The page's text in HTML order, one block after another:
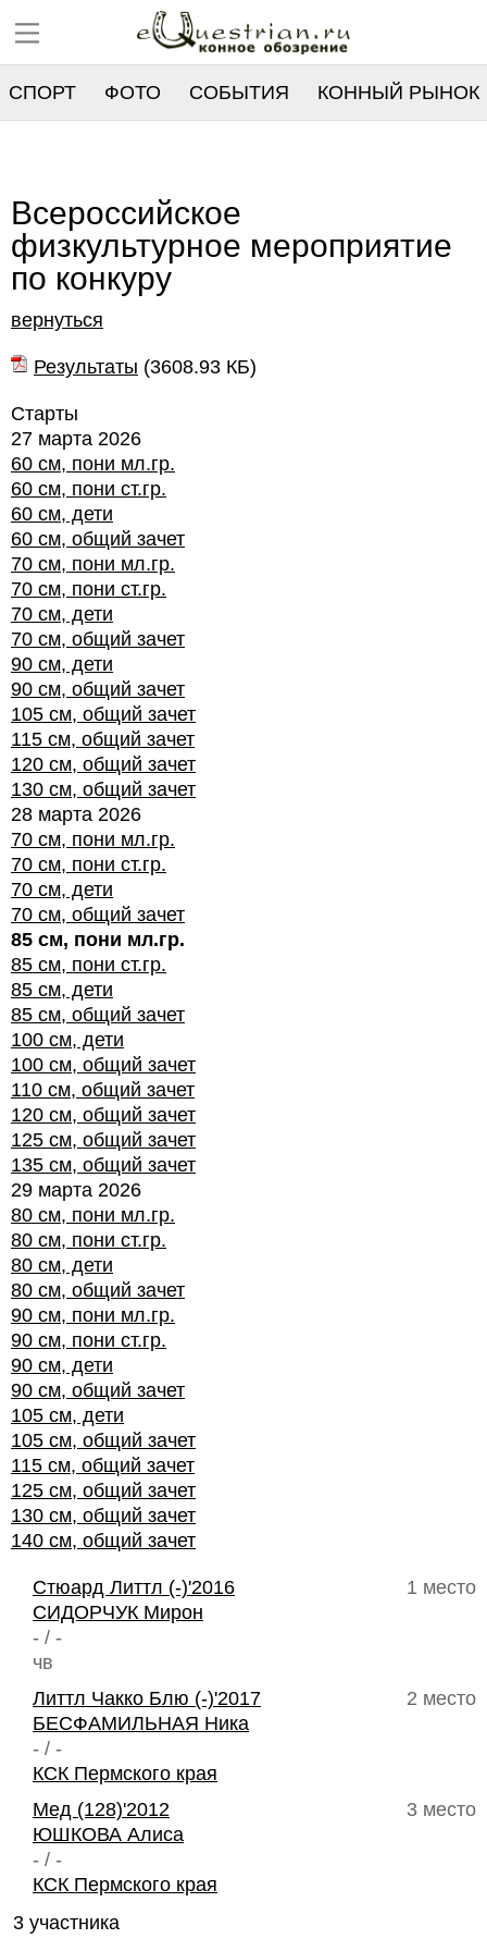
СПОРТ ФОТО СОБЫТИЯ КОННЫЙ РЫНОК
Всероссийское
физкультурное мероприятие
по конкуру
вернуться
Результаты (3608.93 КБ)
Старты
27 марта 2026
60 см, пони мл.гр.
60 см, пони ст.гр.
60 см, дети
60 см, общий зачет
70 см, пони мл.гр.
70 см, пони ст.гр.
70 см, дети
70 см, общий зачет
90 см, дети
90 см, общий зачет
105 см, общий зачет
115 см, общий зачет
120 см, общий зачет
130 см, общий зачет
28 марта 2026
70 см, пони мл.гр.
70 см, пони ст.гр.
70 см, дети
70 см, общий зачет
85 см, пони мл.гр.
85 см, пони ст.гр.
85 см, дети
85 см, общий зачет
100 см, дети
100 см, общий зачет
110 см, общий зачет
120 см, общий зачет
125 см, общий зачет
135 см, общий зачет
29 марта 2026
80 см, пони мл.гр.
80 см, пони ст.гр.
80 см, дети
80 см, общий зачет
90 см, пони мл.гр.
90 см, пони ст.гр.
90 см, дети
90 см, общий зачет
105 см, дети
105 см, общий зачет
115 см, общий зачет
125 см, общий зачет
130 см, общий зачет
140 см, общий зачет
1 место
Стюард Литтл (-)'2016
СИДОРЧУК Мирон
- / -
чв
2 место
Литтл Чакко Блю (-)'2017
БЕСФАМИЛЬНАЯ Ника
- / -
КСК Пермского края
3 место
Мед (128)'2012
ЮШКОВА Алиса
- / -
КСК Пермского края
3 участника